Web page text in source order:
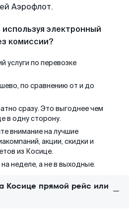
Аэрофлот.
электронный
комиссии?
услуги по перевозке
по сравнению от и до
сразу. Это выгоднее чем
в одну сторону.
внимание на лучшие
акции, скидки и
из Косице.
неделе, а не в выходные.
Косице прямой рейс или